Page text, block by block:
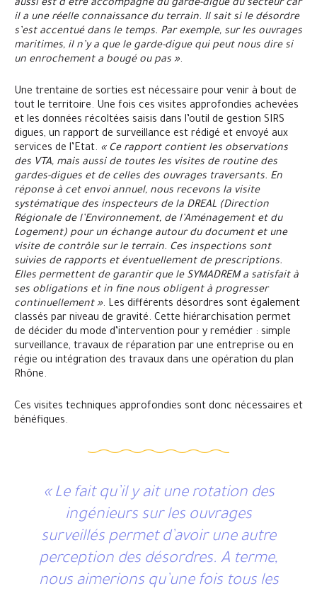
aussi est d’être accompagné du garde-digue du secteur car
il a une réelle connaissance du terrain. Il sait si le désordre
s’est accentué dans le temps. Par exemple, sur les ouvrages
maritimes, il n’y a que le garde-digue qui peut nous dire si
un enrochement a bougé ou pas ».
Une trentaine de sorties est nécessaire pour venir à bout de
tout le territoire. Une fois ces visites approfondies achevées
et les données récoltées saisis dans l’outil de gestion SIRS
digues, un rapport de surveillance est rédigé et envoyé aux
services de l’Etat. « Ce rapport contient les observations
des VTA, mais aussi de toutes les visites de routine des
gardes-digues et de celles des ouvrages traversants. En
réponse à cet envoi annuel, nous recevons la visite
systématique des inspecteurs de la DREAL (Direction
Régionale de l’Environnement, de l’Aménagement et du
Logement) pour un échange autour du document et une
visite de contrôle sur le terrain. Ces inspections sont
suivies de rapports et éventuellement de prescriptions.
Elles permettent de garantir que le SYMADREM a satisfait à
ses obligations et in fine nous obligent à progresser
continuellement ». Les différents désordres sont également
classés par niveau de gravité. Cette hiérarchisation permet
de décider du mode d’intervention pour y remédier : simple
surveillance, travaux de réparation par une entreprise ou en
régie ou intégration des travaux dans une opération du plan
Rhône.
Ces visites techniques approfondies sont donc nécessaires et
bénéfiques.
« Le fait qu’il y ait une rotation des
ingénieurs sur les ouvrages
surveillés permet d’avoir une autre
perception des désordres. A terme,
nous aimerions qu’une fois tous les